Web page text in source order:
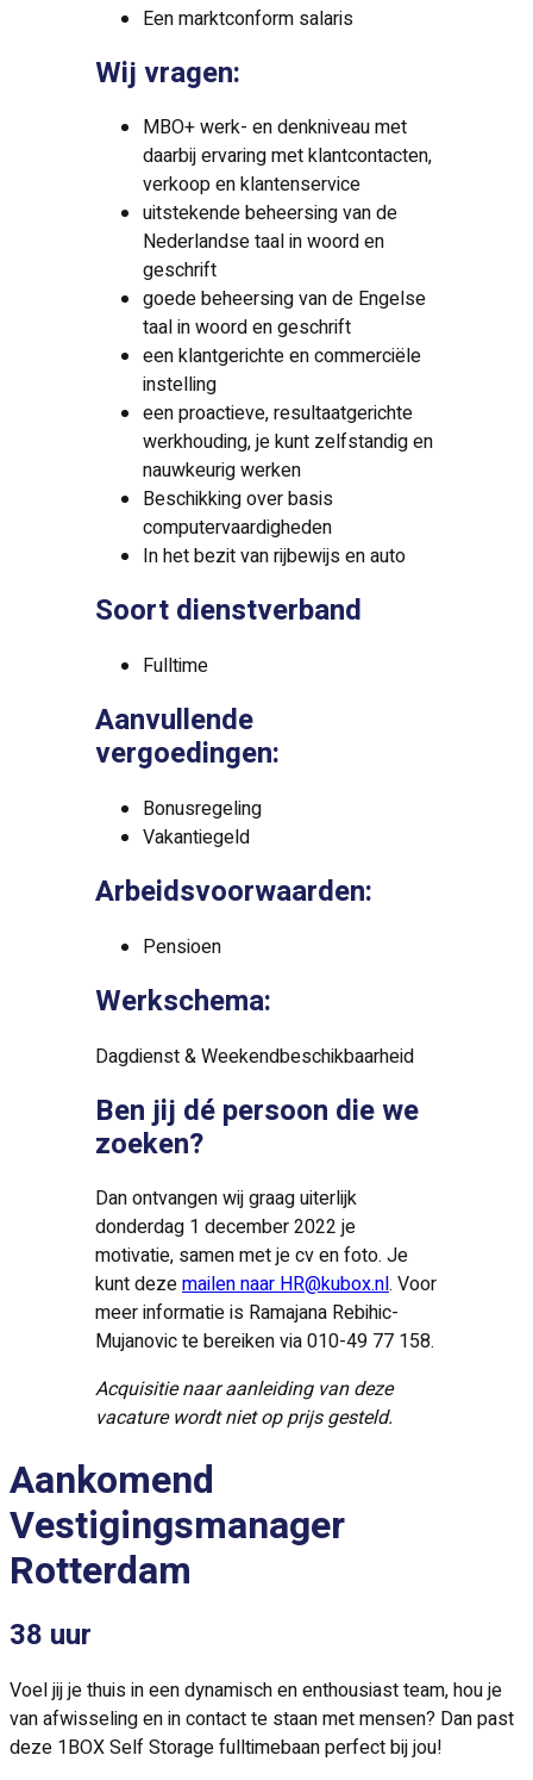
Een marktconform salaris
Wij vragen:
MBO+ werk- en denkniveau met
daarbij ervaring met klantcontacten,
verkoop en klantenservice
uitstekende beheersing van de
Nederlandse taal in woord en
geschrift
goede beheersing van de Engelse
taal in woord en geschrift
een klantgerichte en commerciële
instelling
een proactieve, resultaatgerichte
werkhouding, je kunt zelfstandig en
nauwkeurig werken
Beschikking over basis
computervaardigheden
In het bezit van rijbewijs en auto
Soort dienstverband
Fulltime
Aanvullende
vergoedingen:
Bonusregeling
Vakantiegeld
Arbeidsvoorwaarden:
Pensioen
Werkschema:
Dagdienst & Weekendbeschikbaarheid
Ben jij dé persoon die we
zoeken?
Dan ontvangen wij graag uiterlijk
donderdag 1 december 2022 je
motivatie, samen met je cv en foto. Je
kunt dezemailen naar HR@kubox.nl. Voor
meer informatie is Ramajana Rebihic-
Mujanovic te bereiken via 010-49 77 158.
Acquisitie naar aanleiding van deze
vacature wordt niet op prijs gesteld.
Aankomend
Vestigingsmanager
Rotterdam
38 uur
Voel jij je thuis in een dynamisch en enthousiast team, hou je
van afwisseling en in contact te staan met mensen? Dan past
deze 1BOX Self Storage fulltimebaan perfect bij jou!